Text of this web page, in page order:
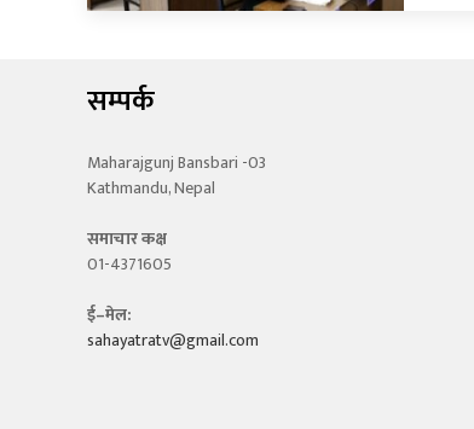
सम्पर्क
Maharajgunj Bansbari -03
Kathmandu, Nepal
समाचार कक्ष
01-4371605
ई–मेल:
sahayatratv@gmail.com